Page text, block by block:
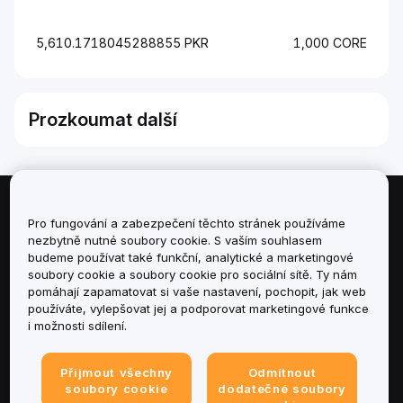
5,610.1718045288855 PKR 1,000 CORE
Prozkoumat další
Informace
Služby
podpora
Právní informace
Pro fungování a zabezpečení těchto stránek používáme
nezbytně nutné soubory cookie. S vaším souhlasem
budeme používat také funkční, analytické a marketingové
soubory cookie a soubory cookie pro sociální sítě. Ty nám
pomáhají zapamatovat si vaše nastavení, pochopit, jak web
používáte, vylepšovat jej a podporovat marketingové funkce
i možnosti sdílení.
Přijmout všechny
soubory cookie
Odmítnout
dodatečné soubory